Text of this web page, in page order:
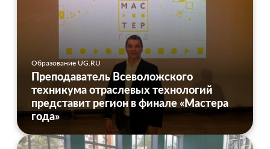
Образование UG.RU
Преподаватель Всеволожского
техникума отраслевых технологий
представит регион в финале «Мастера
года»